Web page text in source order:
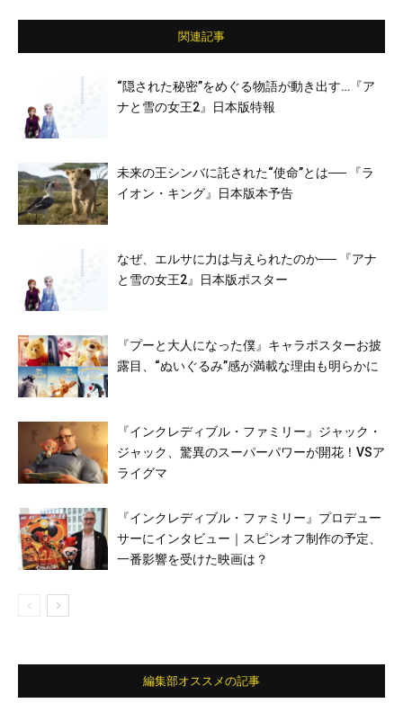
関連記事
“隠された秘密”をめぐる物語が動き出す…『ア
ナと雪の女王2』日本版特報
未来の王シンバに託された“使命”とは── 『ラ
イオン・キング』日本版本予告
なぜ、エルサに力は与えられたのか── 『アナ
と雪の女王2』日本版ポスター
『プーと大人になった僕』キャラポスターお披
露目、“ぬいぐるみ”感が満載な理由も明らかに
『インクレディブル・ファミリー』ジャック・
ジャック、驚異のスーパーパワーが開花！VSア
ライグマ
『インクレディブル・ファミリー』プロデュー
サーにインタビュー｜スピンオフ制作の予定、
一番影響を受けた映画は？
編集部オススメの記事